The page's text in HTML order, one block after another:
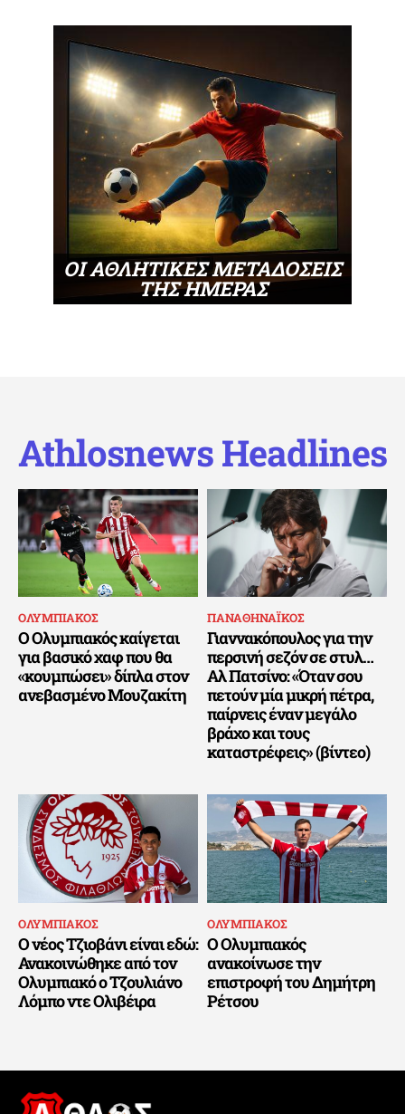
ΟΙ ΑΘΛΗΤΙΚΕΣ ΜΕΤΑΔΟΣΕΙΣ
ΤΗΣ ΗΜΕΡΑΣ
Athlosnews Headlines
ΟΛΥΜΠΙΑΚΟΣ
Ο Ολυμπιακός καίγεται
για βασικό χαφ που θα
«κουμπώσει» δίπλα στον
ανεβασμένο Μουζακίτη
ΠΑΝΑΘΗΝΑΪΚΟΣ
Γιαννακόπουλος για την
περσινή σεζόν σε στυλ…
Αλ Πατσίνο: «Όταν σου
πετούν μία μικρή πέτρα,
παίρνεις έναν μεγάλο
βράχο και τους
καταστρέφεις» (βίντεο)
ΟΛΥΜΠΙΑΚΟΣ
Ο νέος Τζιοβάνι είναι εδώ:
Ανακοινώθηκε από τον
Ολυμπιακό ο Τζουλιάνο
Λόμπο ντε Ολιβέιρα
ΟΛΥΜΠΙΑΚΟΣ
Ο Ολυμπιακός
ανακοίνωσε την
επιστροφή του Δημήτρη
Ρέτσου